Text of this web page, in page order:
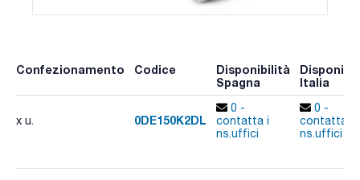
Confezionamento Codice
Disponibilità
Spagna
Italia
x u. 0DE150K2DL
0 -
contatta i
ns.uffici
0 -
contatta i
ns.uffici